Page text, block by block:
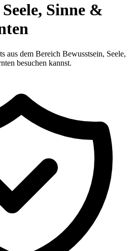
Sinne &
aus dem Bereich Bewusstsein, Seele,
besuchen kannst.